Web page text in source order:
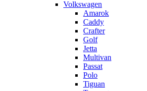
Volkswagen
Amarok
Caddy
Crafter
Golf
Jetta
Multivan
Passat
Polo
Tiguan